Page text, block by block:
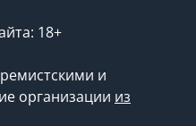
18+
и
организации из